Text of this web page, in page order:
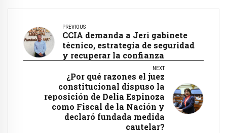
PREVIOUS
CCIA demanda a Jerí gabinete
técnico, estrategia de seguridad
y recuperar la confianza
NEXT
¿Por qué razones el juez
constitucional dispuso la
reposición de Delia Espinoza
como Fiscal de la Nación y
declaró fundada medida
cautelar?